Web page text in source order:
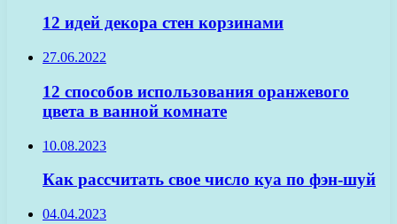
12 идей декора стен корзинами
27.06.2022
12 способов использования оранжевого
цвета в ванной комнате
10.08.2023
Как рассчитать свое число куа по фэн-шуй
04.04.2023